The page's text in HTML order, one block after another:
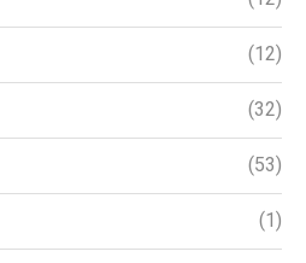
(12)
(32)
(53)
(1)